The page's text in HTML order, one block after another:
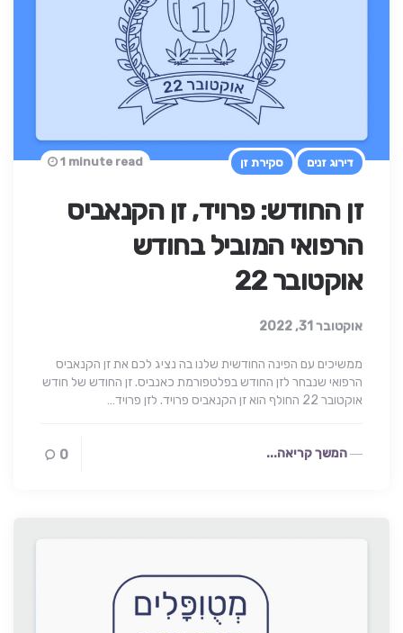
דירוג זנים סקירת זן
זן החודש: פרויד, זן הקנאביס
הרפואי המוביל בחודש
אוקטובר 22
אוקטובר 31, 2022
1 minute read
ממשיכים עם הפינה החודשית שלנו בה נציג לכם את זן הקנאביס
הרפואי שנבחר לזן החודש בפלטפורמת כאנביס. זן החודש של חודש
אוקטובר 22 החולף הוא זן הקנאביס פרויד. לזן פרויד…
המשך קריאה... 0